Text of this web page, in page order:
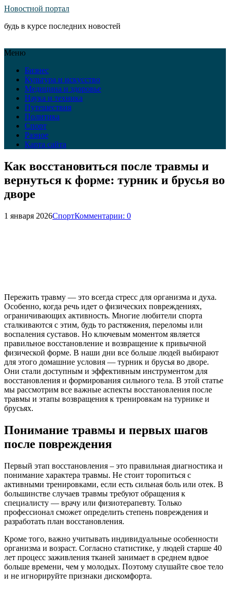
Новостной портал
будь в курсе последних новостей
Меню
Бизнес
Культура и искусство
Медицина и здоровье
Наука и техника
Путешествия
Политика
Спорт
Разное
Карта сайта
Как восстановиться после травмы и
вернуться к форме: турник и брусья во
дворе
1 января 2026СпортКомментарии: 0
Пережить травму — это всегда стресс для организма и духа.
Особенно, когда речь идет о физических повреждениях,
ограничивающих активность. Многие любители спорта
сталкиваются с этим, будь то растяжения, переломы или
воспаления суставов. Но ключевым моментом является
правильное восстановление и возвращение к привычной
физической форме. В наши дни все больше людей выбирают
для этого домашние условия — турник и брусья во дворе.
Они стали доступным и эффективным инструментом для
восстановления и формирования сильного тела. В этой статье
мы рассмотрим все важные аспекты восстановления после
травмы и этапы возвращения к тренировкам на турнике и
брусьях.
Понимание травмы и первых шагов
после повреждения
Первый этап восстановления – это правильная диагностика и
понимание характера травмы. Не стоит торопиться с
активными тренировками, если есть сильная боль или отек. В
большинстве случаев травмы требуют обращения к
специалисту — врачу или физиотерапевту. Только
профессионал сможет определить степень повреждения и
разработать план восстановления.
Кроме того, важно учитывать индивидуальные особенности
организма и возраст. Согласно статистике, у людей старше 40
лет процесс заживления тканей занимает в среднем вдвое
больше времени, чем у молодых. Поэтому слушайте свое тело
и не игнорируйте признаки дискомфорта.